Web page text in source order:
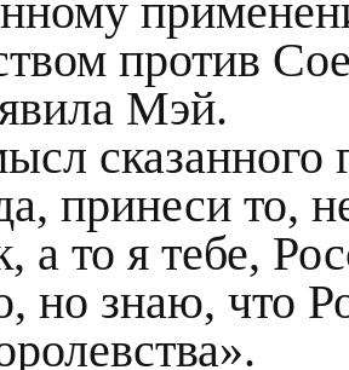
против
Мэй.
принеси то,
а то я тебе,
но знаю, что